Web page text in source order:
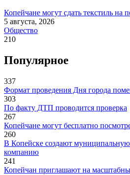
Копейчане могут сдать текстиль на
5 августа, 2026
Общество
210
Популярное
337
Формат проведения Дня города
303
По факту ДТП проводится проверка
267
Копейчане могут бесплатно
260
В Копейске создают
компанию
241
Копейчан приглашают на